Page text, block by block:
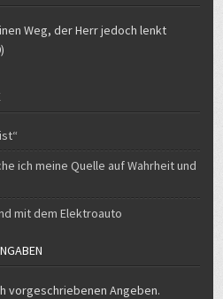
Weg, der Herr jedoch lenkt
ich meine Quelle auf Wahrheit und
mit dem Elektroauto
vorgeschriebenen Angeben.